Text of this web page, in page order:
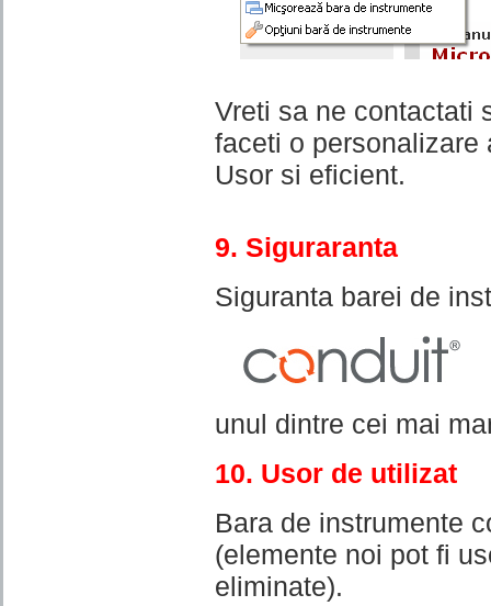
Vreti sa ne contactati
faceti o personalizare
Usor si eficient.
9. Siguraranta
Siguranta barei de
unul dintre cei mai
10. Usor de utilizat
Bara de instrumente
(elemente noi pot fi
eliminate).